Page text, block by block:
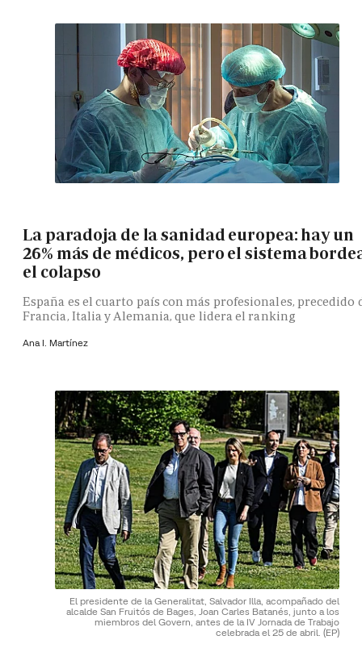
La paradoja de la sanidad europea: hay un
26% más de médicos, pero el sistema
el colapso
España es el cuarto país con más profesionales, precedido
Francia, Italia y Alemania, que lidera el ranking
Ana I. Martínez
El presidente de la Generalitat, Salvador Illa, acompañado del
alcalde San Fruitós de Bages, Joan Carles Batanés, junto a los
miembros del Govern, antes de la IV Jornada de Trabajo
celebrada el 25 de abril. (EP)